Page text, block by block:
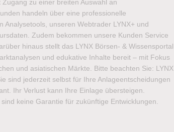
zu einer breiten Auswahl an
handeln über eine professionelle
Analysetools, unseren Webtrader LYNX+ und
Zudem bekommen unsere Kunden Service
hinaus stellt das LYNX Börsen- & Wissensportal
und edukative Inhalte bereit – mit Fokus
und asiatischen Märkte. Bitte beachten Sie: LYNX
sind jederzeit selbst für Ihre Anlageentscheidungen
Ihr Verlust kann Ihre Einlage übersteigen.
keine Garantie für zukünftige Entwicklungen.